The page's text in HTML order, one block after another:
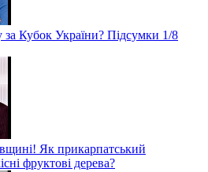
Кубок України? Підсумки 1/8
Як прикарпатський
фруктові дерева?